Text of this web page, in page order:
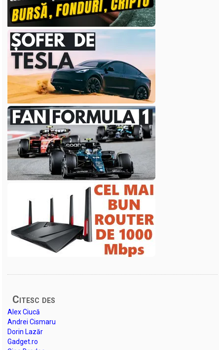
Citesc des
Alex Ciucă
Andrei Cismaru
Dorin Lazăr
Gadget.ro